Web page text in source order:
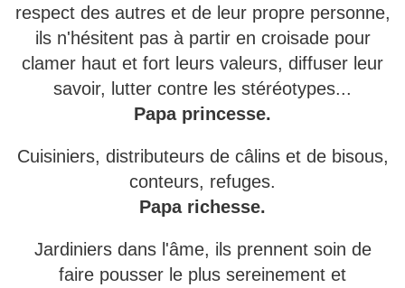
respect des autres et de leur propre personne,
ils n'hésitent pas à partir en croisade pour
clamer haut et fort leurs valeurs, diffuser leur
savoir, lutter contre les stéréotypes...
Papa princesse.
Cuisiniers, distributeurs de câlins et de bisous,
conteurs, refuges.
Papa richesse.
Jardiniers dans l'âme, ils prennent soin de
faire pousser le plus sereinement et